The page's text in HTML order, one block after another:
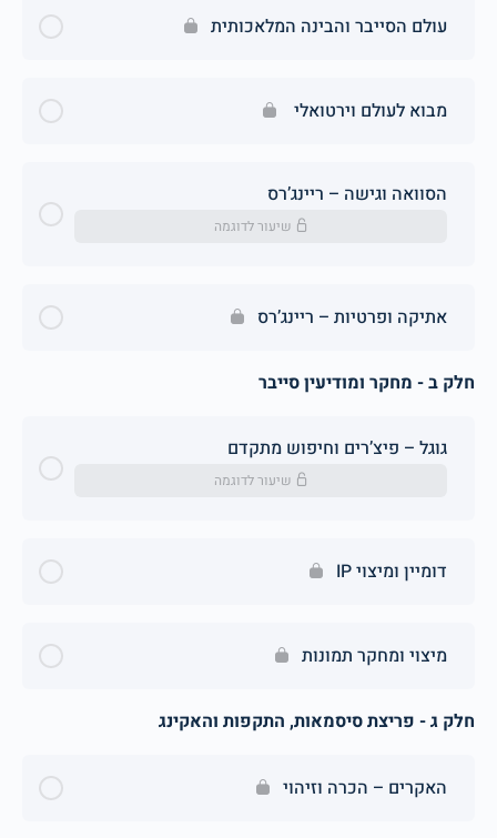
עולם הסייבר והבינה המלאכותית
מבוא לעולם וירטואלי ‎
הסוואה וגישה – ריינג’רס
שיעור לדוגמה
אתיקה ופרטיות – ריינג’רס
חלק ב - מחקר ומודיעין סייבר
גוגל – פיצ’רים וחיפוש מתקדם
שיעור לדוגמה
דומיין ומיצוי IP
מיצוי ומחקר תמונות
חלק ג - פריצת סיסמאות, התקפות והאקינג
האקרים – הכרה וזיהוי